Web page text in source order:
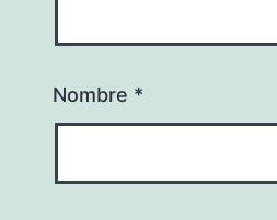
Nombre *